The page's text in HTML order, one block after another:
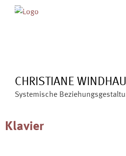
CHRISTIANE
Systemische
ÜBER MICH
Klavier